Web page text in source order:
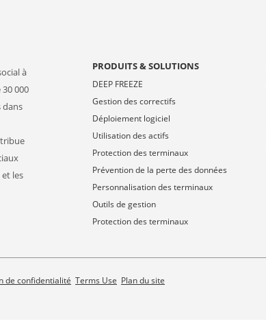
à
000
dans
les
PRODUITS & SOLUTIONS
DEEP FREEZE
Gestion des correctifs
Déploiement logiciel
Utilisation des actifs
Protection des terminaux
Prévention de la perte des données
Personnalisation des terminaux
Outils de gestion
Protection des terminaux
de confidentialité Terms Use Plan du site